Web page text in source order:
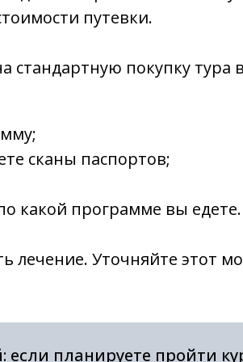
путевки.
стандартную покупку тура в
сканы паспортов;
какой программе вы едете.
лечение. Уточняйте этот
планируете пройти